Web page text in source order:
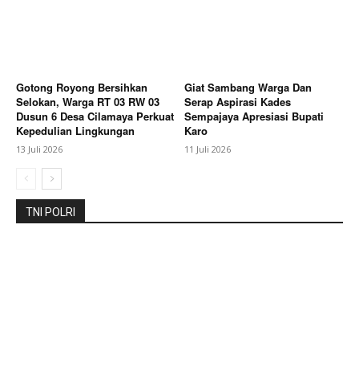
Gotong Royong Bersihkan
Selokan, Warga RT 03 RW 03
Dusun 6 Desa Cilamaya Perkuat
Kepedulian Lingkungan
13 Juli 2026
Giat Sambang Warga Dan
Serap Aspirasi Kades
Sempajaya Apresiasi Bupati
Karo
11 Juli 2026
TNI POLRI